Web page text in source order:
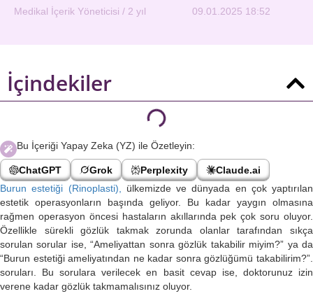
Medikal İçerik Yöneticisi / 2 yıl
09.01.2025 18:52
İçindekiler
Bu İçeriği Yapay Zeka (YZ) ile Özetleyin:
ChatGPT Grok Perplexity
Claude.ai
Burun estetiği (Rinoplasti),
ülkemizde ve dünyada en çok yaptırılan
estetik operasyonların başında geliyor. Bu kadar yaygın olmasına
rağmen operasyon öncesi hastaların akıllarında pek çok soru oluyor.
Özellikle sürekli gözlük takmak zorunda olanlar tarafından sıkça
sorulan sorular ise, “Ameliyattan sonra gözlük takabilir miyim?” ya da
“Burun estetiği ameliyatından ne kadar sonra gözlüğümü takabilirim?”.
soruları. Bu sorulara verilecek en basit cevap ise, doktorunuz izin
verene kadar gözlük takmamalısınız oluyor.